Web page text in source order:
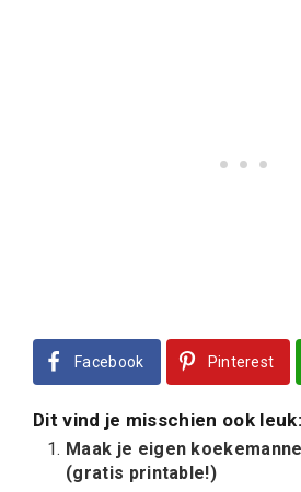
Facebook Pinterest
Dit vind je misschien ook leuk:
Maak je eigen
(gratis printable!)